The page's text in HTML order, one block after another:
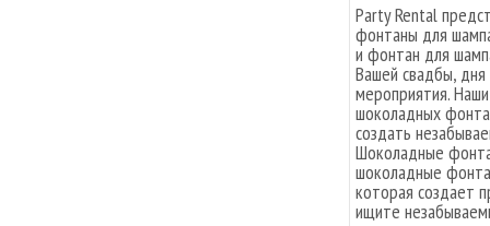
Party Rental
фонтаны для
и фонтан для
Вашей свадбы,
мероприятия.
шоколадных
создать
Шоколадные
шоколадные
которая создает
ищите